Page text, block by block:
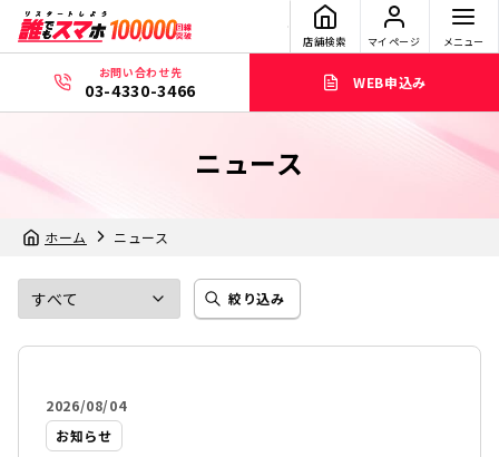
店舗検索 マイページ メニュー
お問い合わせ先
03-4330-3466 WEB申込み
ニュース
ホーム ニュース
絞り込み
2026/08/04
お知らせ